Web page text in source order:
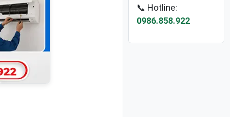
📞 Hotline:
0986.858.922